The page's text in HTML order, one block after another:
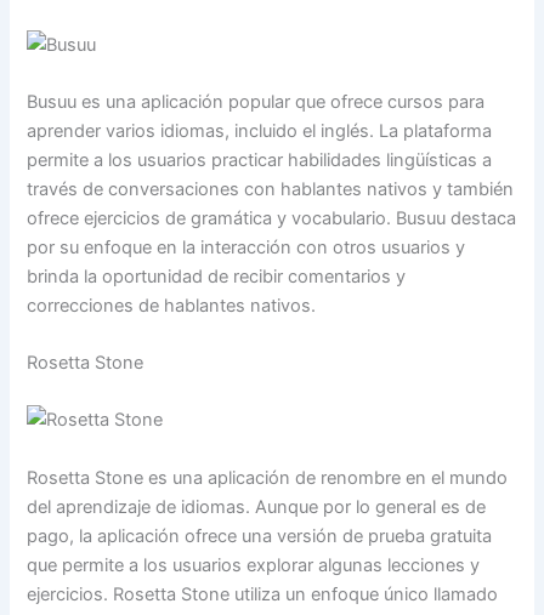
Busuu es una aplicación popular que ofrece cursos para
aprender varios idiomas, incluido el inglés. La plataforma
permite a los usuarios practicar habilidades lingüísticas a
través de conversaciones con hablantes nativos y también
ofrece ejercicios de gramática y vocabulario. Busuu destaca
por su enfoque en la interacción con otros usuarios y
brinda la oportunidad de recibir comentarios y
correcciones de hablantes nativos.
Rosetta Stone
Rosetta Stone es una aplicación de renombre en el mundo
del aprendizaje de idiomas. Aunque por lo general es de
pago, la aplicación ofrece una versión de prueba gratuita
que permite a los usuarios explorar algunas lecciones y
ejercicios. Rosetta Stone utiliza un enfoque único llamado